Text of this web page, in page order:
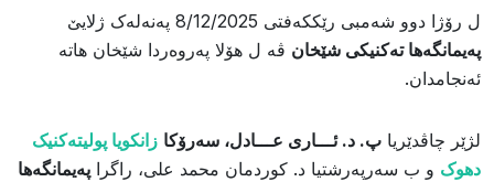
ل رۆژا دوو شەمبی رێککەفتی 8/12/2025 پەنەلەک ژلایێ
پەیمانگەها تەکنیکی شێخان ڤە ل هۆلا پەروەردا شێخان هاتە
ئەنجامدان.
لژێر چاڤدێریا پ. د. ئـــاری عـــادل، سەرۆکا زانکویا پولیتەکنیک
دهوک و ب سەرپەرشتیا د. کوردمان محمد علی، راگرا پەیمانگەها